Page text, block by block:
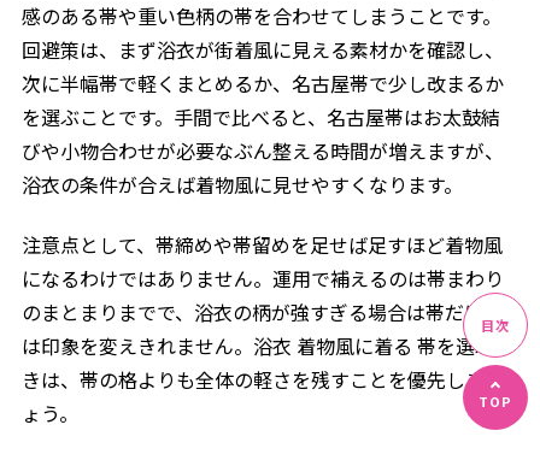
感のある帯や重い色柄の帯を合わせてしまうことです。
回避策は、まず浴衣が街着風に見える素材かを確認し、
次に半幅帯で軽くまとめるか、名古屋帯で少し改まるか
を選ぶことです。手間で比べると、名古屋帯はお太鼓結
びや小物合わせが必要なぶん整える時間が増えますが、
浴衣の条件が合えば着物風に見せやすくなります。
注意点として、帯締めや帯留めを足せば足すほど着物風
になるわけではありません。運用で補えるのは帯まわり
のまとまりまでで、浴衣の柄が強すぎる場合は帯だけで
は印象を変えきれません。浴衣 着物風に着る 帯を選ぶと
きは、帯の格よりも全体の軽さを残すことを優先しまし
ょう。